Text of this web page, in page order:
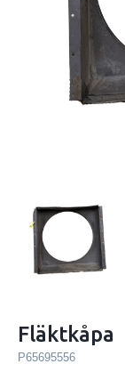
Fläktkåpa
P65695556